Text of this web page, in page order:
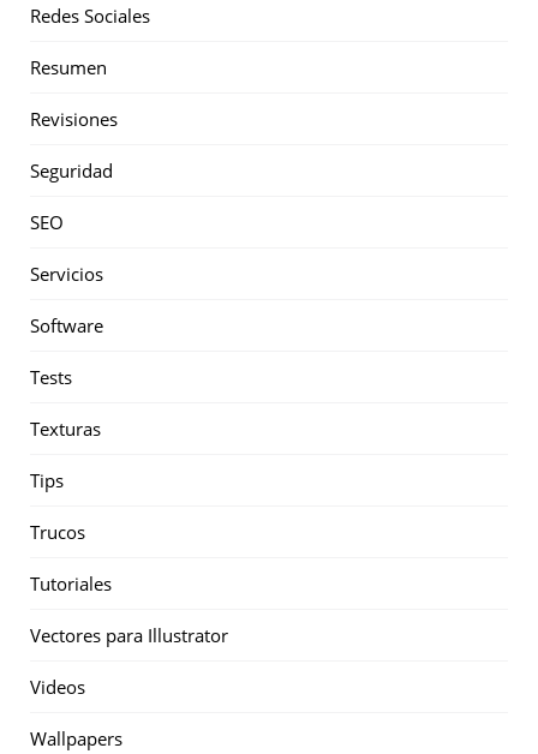
Redes Sociales
Resumen
Revisiones
Seguridad
SEO
Servicios
Software
Tests
Texturas
Tips
Trucos
Tutoriales
Vectores para Illustrator
Videos
Wallpapers